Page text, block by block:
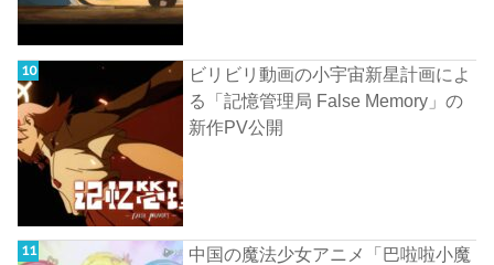
ビリビリ動画の小宇宙新星計画によ
る「記憶管理局 False Memory」の
新作PV公開
中国の魔法少女アニメ「巴啦啦小魔